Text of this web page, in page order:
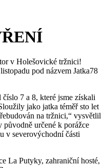
v Holešovické tržnici!
pod názvem Jatka78
7 a 8, které jsme získali
jako jatka téměř sto let
na tržnici,“ vysvětlil
určené k porážce
v severovýchodní části
La Putyky, zahraniční hosté,